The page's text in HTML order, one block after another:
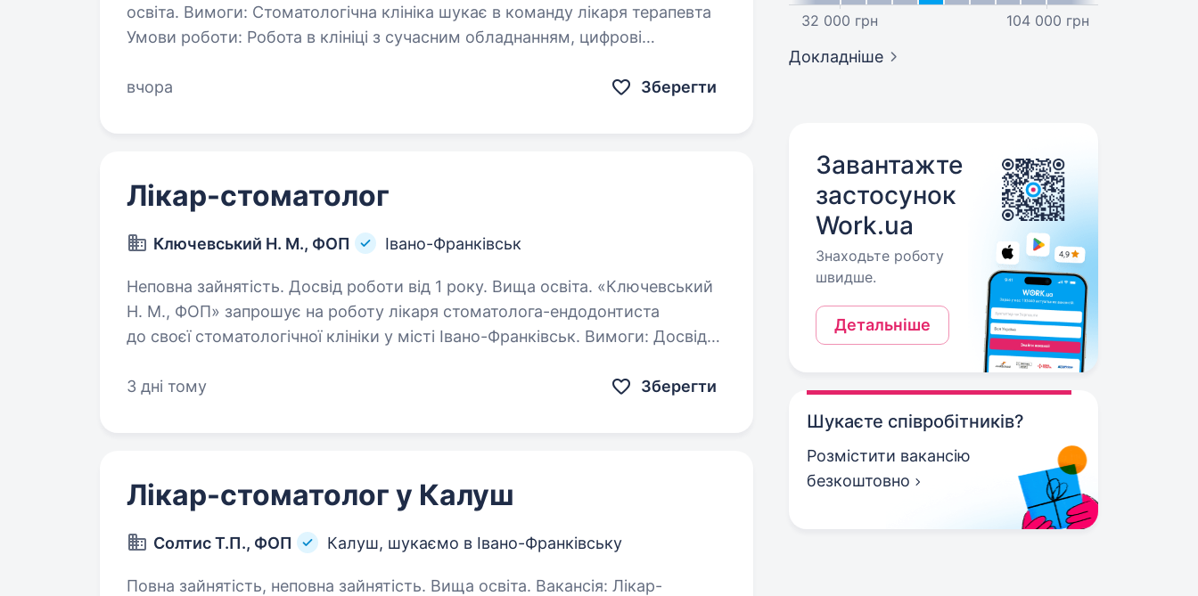
освіта. Вимоги: Стоматологічна клініка шукає в команду лікаря терапевта
Умови роботи: Робота в клініці з сучасним обладнанням, цифрові
вчора
Зберегти
Лікар-стоматолог
Ключевський Н. М., ФОП Івано-Франківськ
Неповна зайнятість. Досвід роботи від 1 року. Вища освіта. «Ключевський
Н. М., ФОП» запрошує на роботу лікаря стоматолога-ендодонтиста
до своєї стоматологічної клініки у місті Івано-Франківськ. Вимоги: Досвід
3 дні тому
Зберегти
Лікар-стоматолог у Калуш
Солтис Т.П., ФОП Калуш, шукаємо в Івано-Франківську
Повна зайнятість, неповна зайнятість. Вища освіта. Вакансія: Лікар-
32 000 грн 104 000 грн
Докладніше
Завантажте
застосунок
Work.ua
Знаходьте роботу
швидше.
Детальніше
Шукаєте співробітників?
Розмістити вакансію
безкоштовно